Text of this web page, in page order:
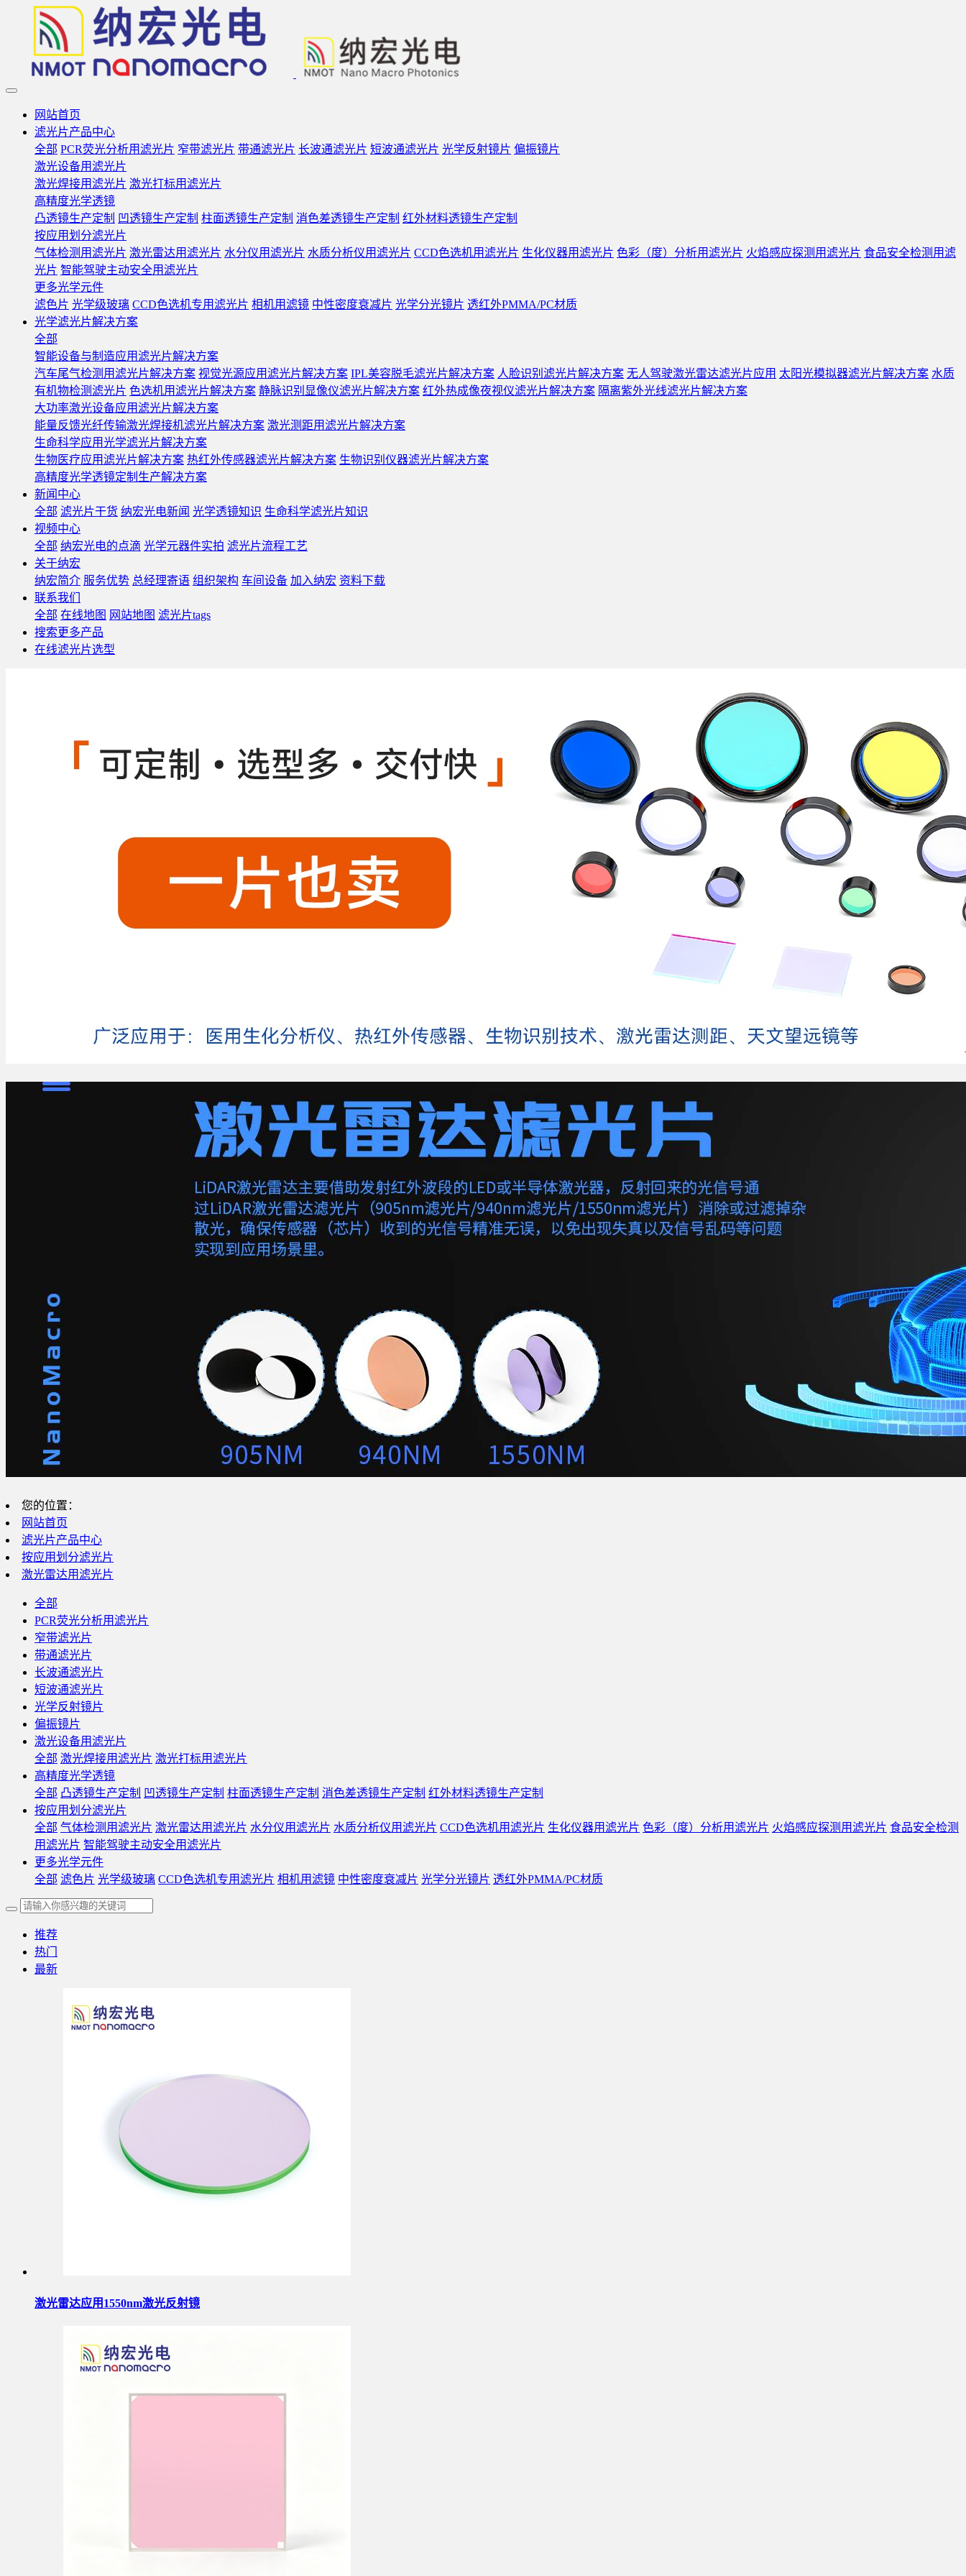
网站首页
滤光片产品中心
全部 PCR荧光分析用滤光片 窄带滤光片 带通滤光片 长波通滤光片 短波通滤光片 光学反射镜片 偏振镜片
激光设备用滤光片
激光焊接用滤光片 激光打标用滤光片
高精度光学透镜
凸透镜生产定制 凹透镜生产定制 柱面透镜生产定制 消色差透镜生产定制 红外材料透镜生产定制
按应用划分滤光片
气体检测用滤光片 激光雷达用滤光片 水分仪用滤光片 水质分析仪用滤光片 CCD色选机用滤光片 生化仪器用滤光片 色彩（度）分析用滤光片 火焰感应探测用滤光片 食品安全检测用滤
光片 智能驾驶主动安全用滤光片
更多光学元件
滤色片 光学级玻璃 CCD色选机专用滤光片 相机用滤镜 中性密度衰减片 光学分光镜片 透红外PMMA/PC材质
光学滤光片解决方案
全部
智能设备与制造应用滤光片解决方案
汽车尾气检测用滤光片解决方案 视觉光源应用滤光片解决方案 IPL美容脱毛滤光片解决方案 人脸识别滤光片解决方案 无人驾驶激光雷达滤光片应用 太阳光模拟器滤光片解决方案 水质
有机物检测滤光片 色选机用滤光片解决方案 静脉识别显像仪滤光片解决方案 红外热成像夜视仪滤光片解决方案 隔离紫外光线滤光片解决方案
大功率激光设备应用滤光片解决方案
能量反馈光纤传输激光焊接机滤光片解决方案 激光测距用滤光片解决方案
生命科学应用光学滤光片解决方案
生物医疗应用滤光片解决方案 热红外传感器滤光片解决方案 生物识别仪器滤光片解决方案
高精度光学透镜定制生产解决方案
新闻中心
全部 滤光片干货 纳宏光电新闻 光学透镜知识 生命科学滤光片知识
视频中心
全部 纳宏光电的点滴 光学元器件实拍 滤光片流程工艺
关于纳宏
纳宏简介 服务优势 总经理寄语 组织架构 车间设备 加入纳宏 资料下载
联系我们
全部 在线地图 网站地图 滤光片tags
搜索更多产品
在线滤光片选型
您的位置：
网站首页
滤光片产品中心
按应用划分滤光片
激光雷达用滤光片
全部
PCR荧光分析用滤光片
窄带滤光片
带通滤光片
长波通滤光片
短波通滤光片
光学反射镜片
偏振镜片
激光设备用滤光片
全部 激光焊接用滤光片 激光打标用滤光片
高精度光学透镜
全部 凸透镜生产定制 凹透镜生产定制 柱面透镜生产定制 消色差透镜生产定制 红外材料透镜生产定制
按应用划分滤光片
全部 气体检测用滤光片 激光雷达用滤光片 水分仪用滤光片 水质分析仪用滤光片 CCD色选机用滤光片 生化仪器用滤光片 色彩（度）分析用滤光片 火焰感应探测用滤光片 食品安全检测
用滤光片 智能驾驶主动安全用滤光片
更多光学元件
全部 滤色片 光学级玻璃 CCD色选机专用滤光片 相机用滤镜 中性密度衰减片 光学分光镜片 透红外PMMA/PC材质
推荐
热门
最新
激光雷达应用1550nm激光反射镜